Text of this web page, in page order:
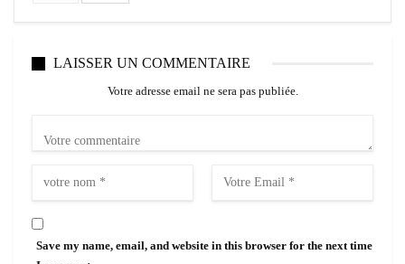
LAISSER UN COMMENTAIRE
Votre adresse email ne sera pas publiée.
Save my name, email, and website in this browser for the next time